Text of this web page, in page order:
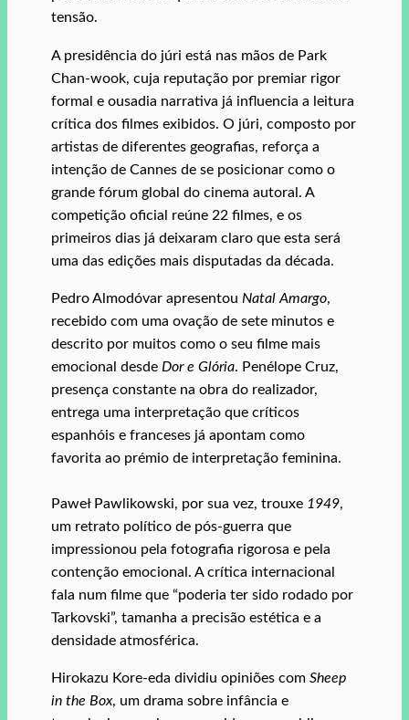
tensão.
A presidência do júri está nas mãos de Park
Chan‑wook, cuja reputação por premiar rigor
formal e ousadia narrativa já influencia a leitura
crítica dos filmes exibidos. O júri, composto por
artistas de diferentes geografias, reforça a
intenção de Cannes de se posicionar como o
grande fórum global do cinema autoral. A
competição oficial reúne 22 filmes, e os
primeiros dias já deixaram claro que esta será
uma das edições mais disputadas da década.
Pedro Almodóvar apresentou Natal Amargo,
recebido com uma ovação de sete minutos e
descrito por muitos como o seu filme mais
emocional desde Dor e Glória. Penélope Cruz,
presença constante na obra do realizador,
entrega uma interpretação que críticos
espanhóis e franceses já apontam como
favorita ao prémio de interpretação feminina.
Paweł Pawlikowski, por sua vez, trouxe 1949,
um retrato político de pós‑guerra que
impressionou pela fotografia rigorosa e pela
contenção emocional. A crítica internacional
fala num filme que “poderia ter sido rodado por
Tarkovski”, tamanha a precisão estética e a
densidade atmosférica.
Hirokazu Kore‑eda dividiu opiniões com Sheep
in the Box, um drama sobre infância e